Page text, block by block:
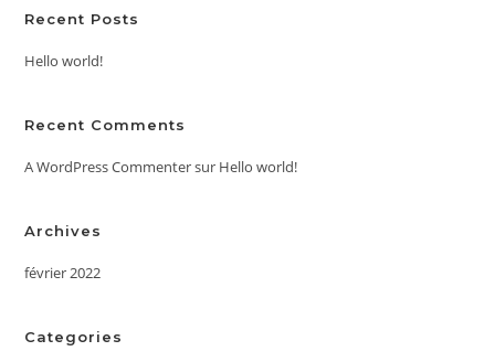
Recent Posts
Hello world!
Recent Comments
A WordPress Commentersur Hello world!
Archives
février 2022
Categories